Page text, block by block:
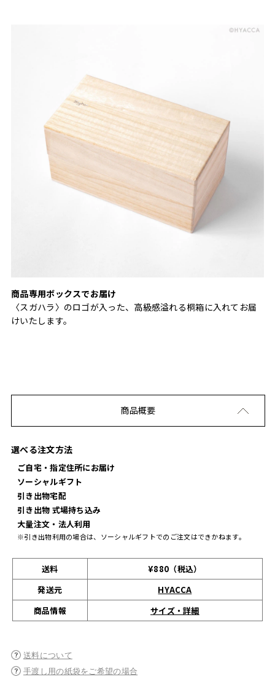
商品専用ボックスでお届け
〈スガハラ〉のロゴが入った、高級感溢れる桐箱に入れてお届
けいたします。
商品概要
選べる注文方法
ご自宅・指定住所にお届け
ソーシャルギフト
引き出物宅配
引き出物 式場持ち込み
大量注文・法人利用
※引き出物利用の場合は、ソーシャルギフトでのご注文はできかねます。
送料
¥880（税込）
発送元
HYACCA
商品情報
サイズ・詳細
送料について
手渡し用の紙袋をご希望の場合